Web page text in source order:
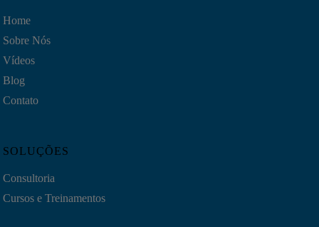
Home
Sobre Nós
Vídeos
Blog
Contato
SOLUÇÕES
Consultoria
Cursos e Treinamentos